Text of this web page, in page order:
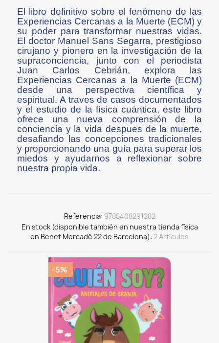
El libro definitivo sobre el fenómeno de las
Experiencias Cercanas a la Muerte (ECM) y
su poder para transformar nuestras vidas.
El doctor Manuel Sans Segarra, prestigioso
cirujano y pionero en la investigación de la
supraconciencia, junto con el periodista
Juan Carlos Cebrián, explora las
Experiencias Cercanas a la Muerte (ECM)
desde una perspectiva científica y
espiritual. A traves de casos documentados
y el estudio de la física cuántica, este libro
ofrece una nueva comprensión de la
conciencia y la vida despues de la muerte,
desafiando las concepciones tradicionales
y proporcionando una guía para superar los
miedos y ayudarnos a reflexionar sobre
nuestra propia vida.
Referencia 9788408291282
En stock (disponible también en nuestra tienda física
en Benet Mercadé 22 de Barcelona) 2 Artículos
-5%